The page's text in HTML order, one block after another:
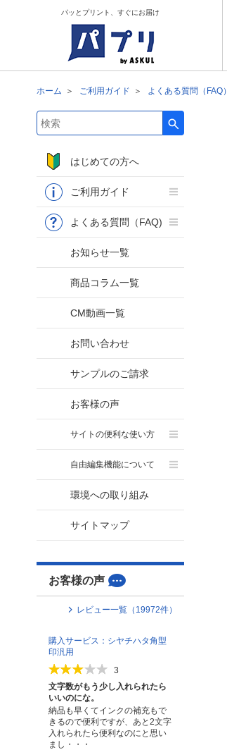
パッとプリント、すぐにお届け
ホーム ご利用ガイド よくある質問（FAQ）
検索キーワード入力
はじめての方へ
ご利用ガイド
よくある質問（FAQ)
お知らせ一覧
商品コラム一覧
CM動画一覧
お問い合わせ
サンプルのご請求
お客様の声
サイトの便利な使い方
自由編集機能について
環境への取り組み
サイトマップ
お客様の声
レビュー一覧（ 19972件）
購入サービス：シヤチハタ角型
印汎用
3
文字数がもう少し入れられたら
いいのにな。
納品も早くてインクの補充もで
きるので便利ですが、あと2文字
入れられたら便利なのにと思い
まし・・・